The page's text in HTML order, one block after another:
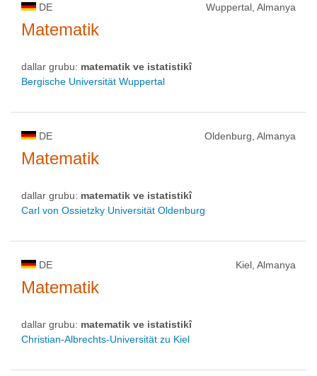
DE Wuppertal, Almanya
Matematik
dallar grubu: matematik ve istatistikî
Bergische Universität Wuppertal
DE Oldenburg, Almanya
Matematik
dallar grubu: matematik ve istatistikî
Carl von Ossietzky Universität Oldenburg
DE Kiel, Almanya
Matematik
dallar grubu: matematik ve istatistikî
Christian-Albrechts-Universität zu Kiel